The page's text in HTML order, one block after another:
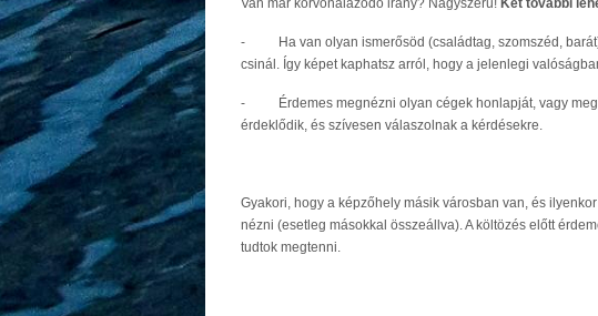
Van már körvonalazódó irány? Nagyszerű! Két további
- Ha van olyan ismerősöd (családtag, szomszéd, barát),
csinál. Így képet kaphatsz arról, hogy a jelenlegi
- Érdemes megnézni olyan cégek honlapját, vagy
érdeklődik, és szívesen válaszolnak a kérdésekre.
Gyakori, hogy a képzőhely másik városban van, és
nézni (esetleg másokkal összeállva). A költözés előtt
tudtok megtenni.